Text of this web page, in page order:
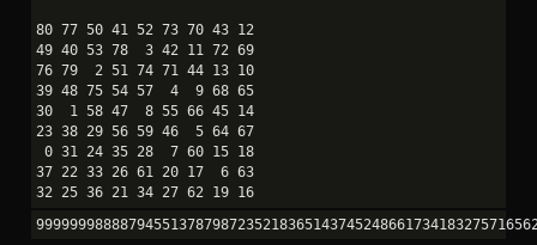
80 77 50 41 52 73 70 43 12
49 40 53 78  3 42 11 72 69
76 79  2 51 74 71 44 13 10
39 48 75 54 57  4  9 68 65
30  1 58 47  8 55 66 45 14
23 38 29 56 59 46  5 64 67
0 31 24 35 28  7 60 15 18
37 22 33 26 61 20 17  6 63
32 25 36 21 34 27 62 19 16